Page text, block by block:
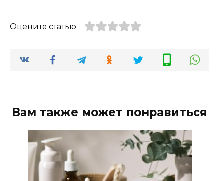
Оцените статью
Вам также может понравиться